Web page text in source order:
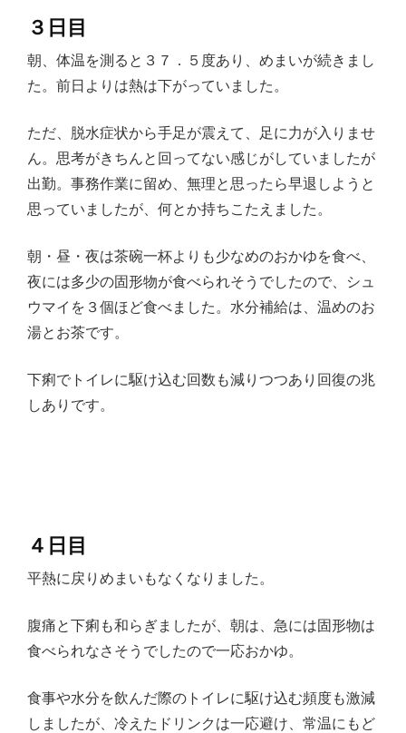
３日目
朝、体温を測ると３７．５度あり、めまいが続きまし
た。前日よりは熱は下がっていました。
ただ、脱水症状から手足が震えて、足に力が入りませ
ん。思考がきちんと回ってない感じがしていましたが
出勤。事務作業に留め、無理と思ったら早退しようと
思っていましたが、何とか持ちこたえました。
朝・昼・夜は茶碗一杯よりも少なめのおかゆを食べ、
夜には多少の固形物が食べられそうでしたので、シュ
ウマイを３個ほど食べました。水分補給は、温めのお
湯とお茶です。
下痢でトイレに駆け込む回数も減りつつあり回復の兆
しありです。
４日目
平熱に戻りめまいもなくなりました。
腹痛と下痢も和らぎましたが、朝は、急には固形物は
食べられなさそうでしたので一応おかゆ。
食事や水分を飲んだ際のトイレに駆け込む頻度も激減
しましたが、冷えたドリンクは一応避け、常温にもど